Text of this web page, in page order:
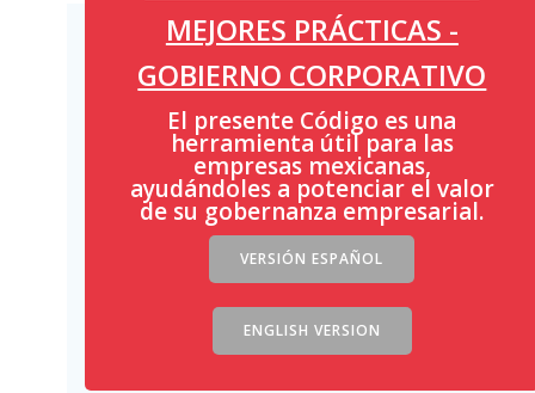
MEJORES PRÁCTICAS -
GOBIERNO CORPORATIVO
El presente Código es una
herramienta útil para las
empresas mexicanas,
ayudándoles a potenciar el valor
de su gobernanza empresarial.
VERSIÓN ESPAÑOL
ENGLISH VERSION